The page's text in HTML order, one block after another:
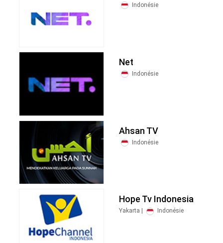
Indonésie
Net
Indonésie
Ahsan TV
Indonésie
Hope Tv Indonesia
Yakarta | Indonésie